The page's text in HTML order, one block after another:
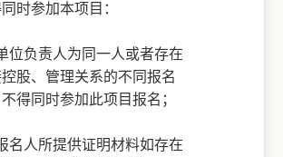
时参加本项目：
位负责人为同一人或者存在
股、管理关系的不同报名
得同时参加此项目报名；
名人所提供证明材料如存在